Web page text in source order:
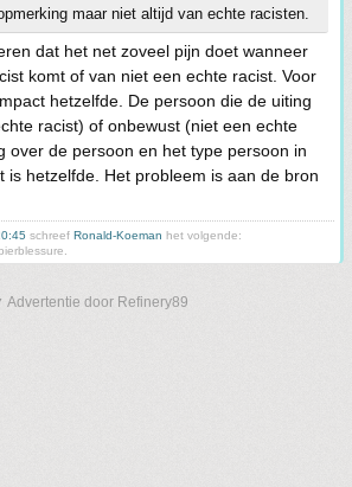
maar niet altijd van echte racisten.
dat het net zoveel pijn doet wanneer
komt of van niet een echte racist. Voor
hetzelfde. De persoon die de uiting
racist) of onbewust (niet een echte
over de persoon en het type persoon in
is hetzelfde. Het probleem is aan de bron
schreef Ronald-Koeman het volgende:
Advertentie door Refinery89